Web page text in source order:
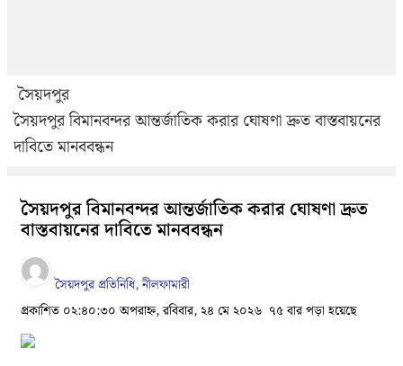
সৈয়দপুর
সৈয়দপুর বিমানবন্দর আন্তর্জাতিক করার ঘোষণা দ্রুত বাস্তবায়নের
দাবিতে মানববন্ধন
সৈয়দপুর বিমানবন্দর আন্তর্জাতিক করার ঘোষণা দ্রুত
বাস্তবায়নের দাবিতে মানববন্ধন
সৈয়দপুর প্রতিনিধি, নীলফামারী
প্রকাশিত ০২:৪০:৩০ অপরাহ্ন, রবিবার, ২৪ মে ২০২৬ ৭৫ বার পড়া হয়েছে